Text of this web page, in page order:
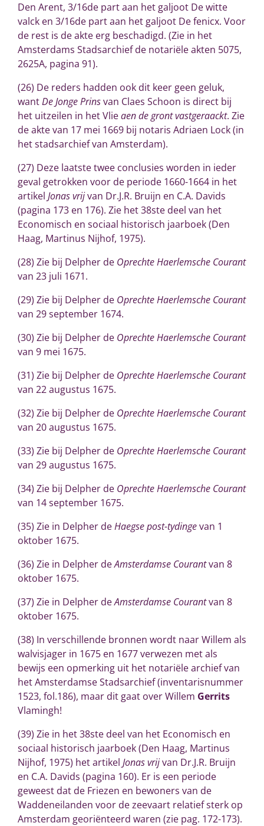
Den Arent, 3/16de part aan het galjoot De witte
valck en 3/16de part aan het galjoot De fenicx. Voor
de rest is de akte erg beschadigd. (Zie in het
Amsterdams Stadsarchief de notariële akten 5075,
2625A, pagina 91).
(26) De reders hadden ook dit keer geen geluk,
wantDe Jonge Prinsvan Claes Schoon is direct bij
het uitzeilen in het Vlieaen de gront vastgeraackt. Zie
de akte van 17 mei 1669 bij notaris Adriaen Lock (in
het stadsarchief van Amsterdam).
(27) Deze laatste twee conclusies worden in ieder
geval getrokken voor de periode 1660-1664 in het
artikel Jonas vrijvan Dr.J.R. Bruijn en C.A. Davids
(pagina 173 en 176). Zie het 38ste deel van het
Economisch en sociaal historisch jaarboek (Den
Haag, Martinus Nijhof, 1975).
(28) Zie bij Delpher de Oprechte Haerlemsche Courant
van 23 juli 1671.
(29) Zie bij Delpher de Oprechte Haerlemsche Courant
van 29 september 1674.
(30) Zie bij Delpher de Oprechte Haerlemsche Courant
van 9 mei 1675.
(31) Zie bij Delpher de Oprechte Haerlemsche Courant
van 22 augustus 1675.
(32) Zie bij Delpher de Oprechte Haerlemsche Courant
van 20 augustus 1675.
(33) Zie bij Delpher de Oprechte Haerlemsche Courant
van 29 augustus 1675.
(34) Zie bij Delpher de Oprechte Haerlemsche Courant
van 14 september 1675.
(35) Zie in Delpher deHaegse post-tydingevan 1
oktober 1675.
(36) Zie in Delpher deAmsterdamse Courantvan 8
oktober 1675.
(37) Zie in Delpher deAmsterdamse Courantvan 8
oktober 1675.
(38) In verschillende bronnen wordt naar Willem als
walvisjager in 1675 en 1677 verwezen met als
bewijs een opmerking uit het notariële archief van
het Amsterdamse Stadsarchief (inventarisnummer
1523, fol.186), maar dit gaat over Willem Gerrits
Vlamingh!
(39) Zie in het 38ste deel van het Economisch en
sociaal historisch jaarboek (Den Haag, Martinus
Nijhof, 1975) het artikel Jonas vrijvan Dr.J.R. Bruijn
en C.A. Davids (pagina 160). Er is een periode
geweest dat de Friezen en bewoners van de
Waddeneilanden voor de zeevaart relatief sterk op
Amsterdam georiënteerd waren (zie pag. 172-173).